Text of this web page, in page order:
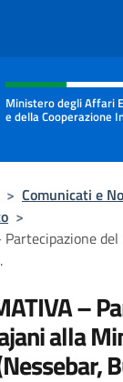
Ministero degli Affari
e della Cooperazione
> Comunicati e
>
Partecipazione
–
alla